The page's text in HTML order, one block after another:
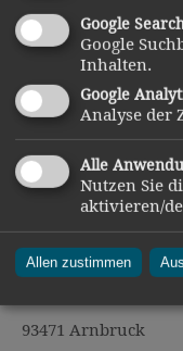
Gartenanlagen auf
Zudem ist das
Betriebsgelände
Kontakt und
Glasdorf
93471 Arnbruck
Google
Google
Inhalten.
Google
Analyse der
Alle
Nutzen Sie
aktivieren/
Allen zustimmen